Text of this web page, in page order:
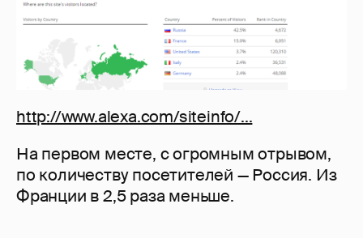
http://www.alexa.com/siteinfo/...
На первом месте, с огромным отрывом,
по количеству посетителей — Россия. Из
Франции в 2,5 раза меньше.